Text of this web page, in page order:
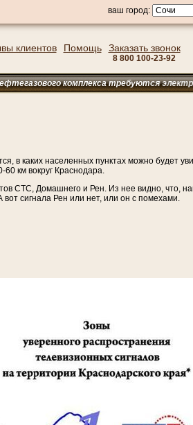
ваш город:
клиентов Помощь Заказать звонок
8 800 100-23-92
комплекса требуются
в каких населенных пунктах можно будет
км вокруг Краснодара.
СТС, Домашнего и Рен. Из нее видно, что,
сигнала Рен или нет, или он с помехами.